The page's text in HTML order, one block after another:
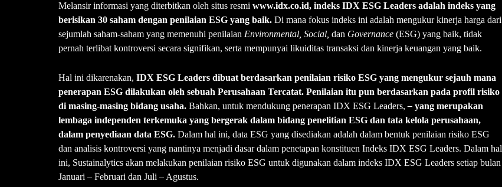
Melansir informasi yang diterbitkan oleh situs resmi www.idx.co.id, indeks IDX ESG Leaders adalah indeks yang
berisikan 30 saham dengan penilaian ESG yang baik. Di mana fokus indeks ini adalah mengukur kinerja harga dari
sejumlah saham-saham yang memenuhi penilaian Environmental, Social, dan Governance (ESG) yang baik, tidak
pernah terlibat kontroversi secara signifikan, serta mempunyai likuiditas transaksi dan kinerja keuangan yang baik.
Hal ini dikarenakan, IDX ESG Leaders dibuat berdasarkan penilaian risiko ESG yang mengukur sejauh mana
penerapan ESG dilakukan oleh sebuah Perusahaan Tercatat. Penilaian itu pun berdasarkan pada profil risiko
di masing-masing bidang usaha. Bahkan, untuk mendukung penerapan IDX ESG Leaders,– yang merupakan
lembaga independen terkemuka yang bergerak dalam bidang penelitian ESG dan tata kelola perusahaan,
dalam penyediaan data ESG. Dalam hal ini, data ESG yang disediakan adalah dalam bentuk penilaian risiko ESG
dan analisis kontroversi yang nantinya menjadi dasar dalam penetapan konstituen Indeks IDX ESG Leaders. Dalam hal
ini, Sustainalytics akan melakukan penilaian risiko ESG untuk digunakan dalam indeks IDX ESG Leaders setiap bulan
Januari – Februari dan Juli – Agustus.